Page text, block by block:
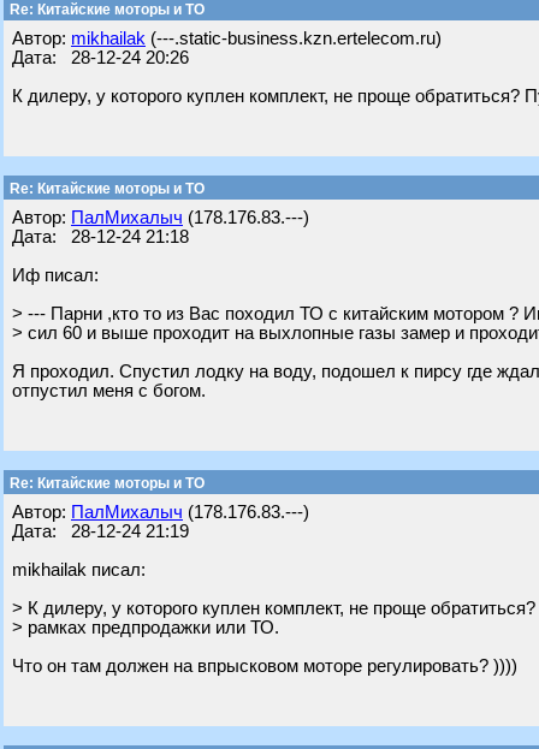
Re: Китайские моторы и ТО
Автор: mikhailak (---.static-business.kzn.ertelecom.ru)
Дата: 28-12-24 20:26
К дилеру, у которого куплен комплект, не проще
Re: Китайские моторы и ТО
Автор: ПалМихалыч (178.176.83.---)
Дата: 28-12-24 21:18
Иф писал:
> --- Парни ,кто то из Вас походил ТО с китайским мотором ?
> сил 60 и выше проходит на выхлопные газы замер и
Я проходил. Спустил лодку на воду, подошел к пирсу где
отпустил меня с богом.
Re: Китайские моторы и ТО
Автор: ПалМихалыч (178.176.83.---)
Дата: 28-12-24 21:19
mikhailak писал:
> К дилеру, у которого куплен комплект, не проще
> рамках предпродажки или ТО.
Что он там должен на впрысковом моторе регулировать? ))))